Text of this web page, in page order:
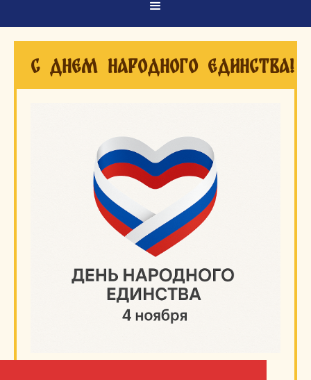
С днем народного единства!